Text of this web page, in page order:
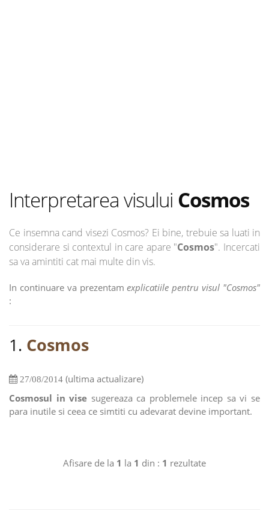
Interpretarea visului Cosmos
Ce insemna cand visezi Cosmos? Ei bine, trebuie sa luati in
considerare si contextul in care apare "Cosmos". Incercati
sa va amintiti cat mai multe din vis.
In continuare va prezentamexplicatiile pentru visul "Cosmos"
:
1. Cosmos
27/08/2014 (ultima actualizare)
Cosmosul in vise sugereaza ca problemele incep sa vi se
para inutile si ceea ce simtiti cu adevarat devine important.
Afisare de la 1 la 1 din : 1 rezultate